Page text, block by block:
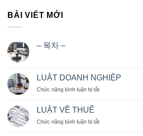
BÀI VIẾT MỚI
– 목차 –
LUẬT DOANH NGHIỆP
Chức năng bình luận bị tắtở
LUẬT VỀ THUẾ
Chức năng bình luận bị tắtở